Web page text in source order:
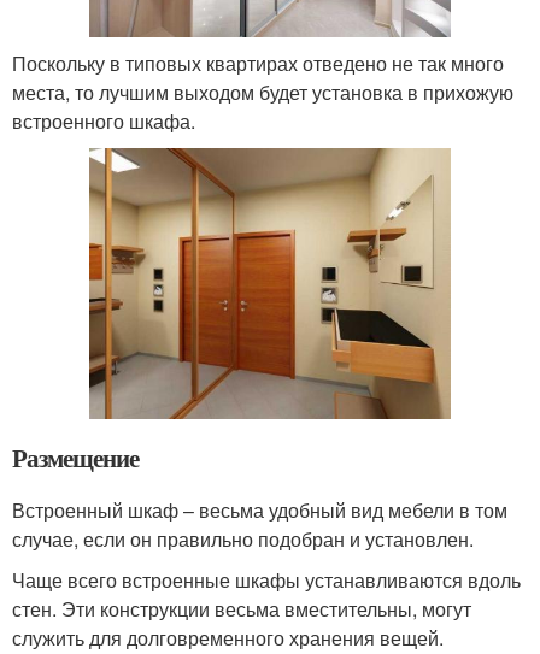
Поскольку в типовых квартирах отведено не так много
места, то лучшим выходом будет установка в прихожую
встроенного шкафа.
Размещение
Встроенный шкаф – весьма удобный вид мебели в том
случае, если он правильно подобран и установлен.
Чаще всего встроенные шкафы устанавливаются вдоль
стен. Эти конструкции весьма вместительны, могут
служить для долговременного хранения вещей.